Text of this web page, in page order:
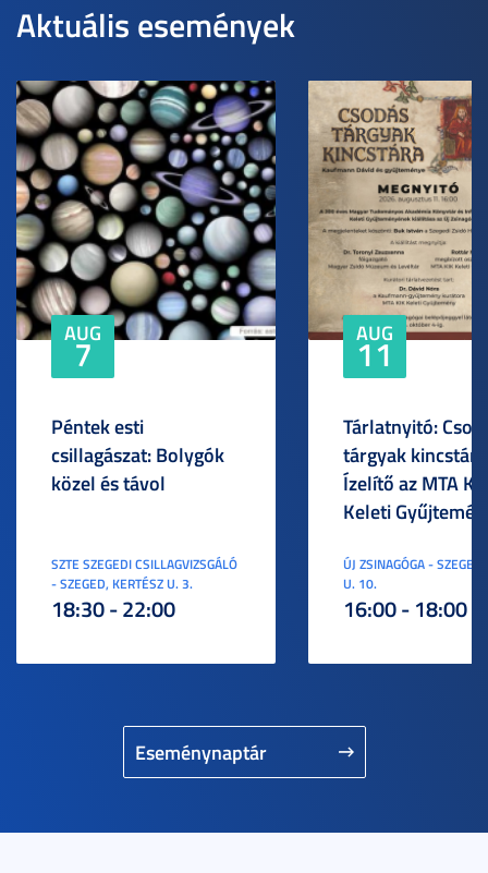
Aktuális események
Eseménynaptár
AUG
7
Péntek esti
csillagászat: Bolygók
közel és távol
SZTE SZEGEDI CSILLAGVIZSGÁLÓ
- SZEGED, KERTÉSZ U. 3.
18:30 - 22:00
AUG
11
Tárlatnyitó:
tárgyak
Ízelítő az MTA
Keleti
ÚJ ZSINAGÓGA -
U. 10.
16:00 - 18:00